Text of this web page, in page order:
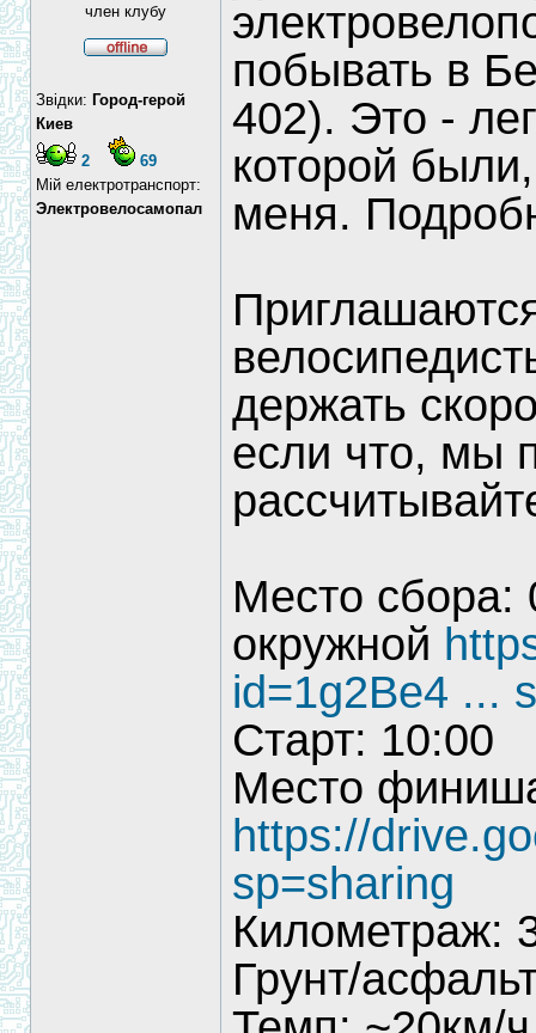
член клубу
Звідки: Город-герой
Киев
2
69
Мій електротранспорт:
Электровелосамопал
побывать в
402). Это -
которой
меня.
держать
если что, мы
Место сбора:
окружной
id=1g2Be4 ...
Старт: 10:00
Место
https://
sp=sharing
Километраж:
Грунт/